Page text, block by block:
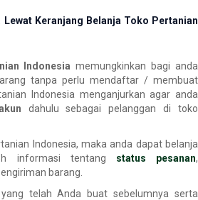
Lewat Keranjang Belanja Toko Pertanian
Indonesia memungkinkan bagi anda
tanpa perlu mendaftar / membuat
Indonesia menganjurkan agar anda
dahulu sebagai pelanggan di toko
Indonesia, maka anda dapat belanja
informasi tentang status pesanan,
barang.
telah Anda buat sebelumnya serta